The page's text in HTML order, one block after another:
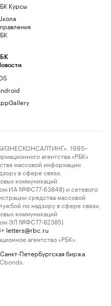
Курсы
1995–
агентства «РБК»
массовой информации
в сфере связи,
коммуникаций
ИА №ФС77-63848) и сетевого
средства массовой
по надзору в сфере связи,
коммуникаций
ЭЛ №ФС77-82385)
letters@rbc.ru
агентство «РБК».
Санкт-Петербургская биржа